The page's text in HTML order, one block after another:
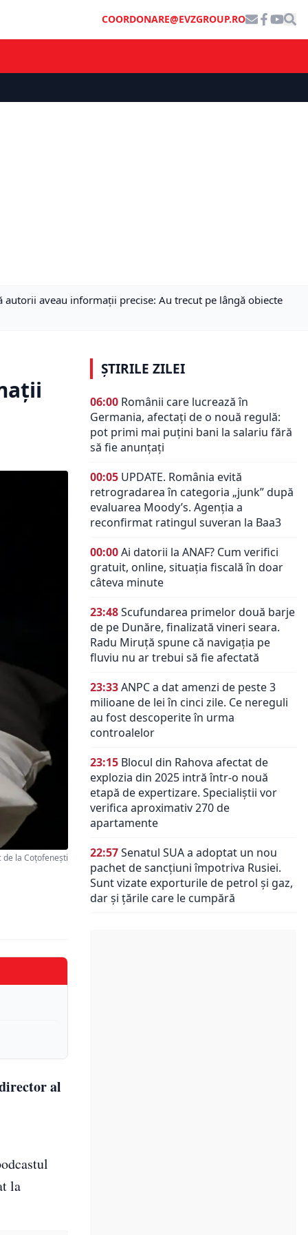
COORDONARE@EVZGROUP.RO
aveau informații precise: Au trecut pe lângă obiecte
de la Coțofenești
al
la
ȘTIRILE ZILEI
06:00 Românii care lucrează în
Germania, afectați de o nouă regulă:
pot primi mai puțini bani la salariu fără
să fie anunțați
00:05 UPDATE. România evită
retrogradarea în categoria „junk” după
evaluarea Moody’s. Agenția a
reconfirmat ratingul suveran la Baa3
00:00Ai datorii la ANAF? Cum verifici
gratuit, online, situația fiscală în doar
câteva minute
23:48Scufundarea primelor două barje
de pe Dunăre, finalizată vineri seara.
Radu Miruță spune că navigația pe
fluviu nu ar trebui să fie afectată
23:33ANPC a dat amenzi de peste 3
milioane de lei în cinci zile. Ce nereguli
au fost descoperite în urma
controalelor
23:15 Blocul din Rahova afectat de
explozia din 2025 intră într-o nouă
etapă de expertizare. Specialiștii vor
verifica aproximativ 270 de
apartamente
22:57Senatul SUA a adoptat un nou
pachet de sancțiuni împotriva Rusiei.
Sunt vizate exporturile de petrol și gaz,
dar și țările care le cumpără